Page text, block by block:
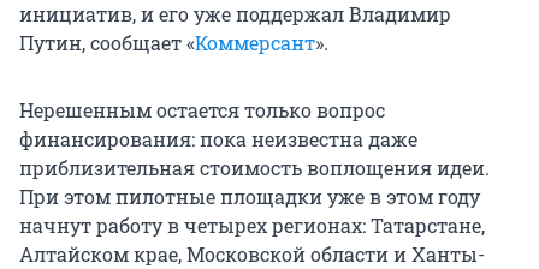
инициатив, и его уже поддержал Владимир
Путин, сообщает «Коммерсант».
Нерешенным остается только вопрос
финансирования: пока неизвестна даже
приблизительная стоимость воплощения идеи.
При этом пилотные площадки уже в этом году
начнут работу в четырех регионах: Татарстане,
Алтайском крае, Московской области и Ханты-